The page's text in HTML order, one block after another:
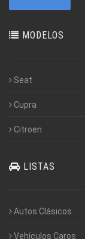
MODELOS
Seat
Cupra
Citroen
LISTAS
Autos Clásicos
Vehículos Caros